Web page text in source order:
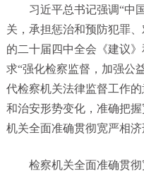
习近平总书记强调“中
关，承担惩治和预防犯罪
的二十届四中全会《建议
求“强化检察监督，加强公
代检察机关法律监督工作
和治安形势变化，准确把
机关全面准确贯彻宽严相济
检察机关全面准确贯